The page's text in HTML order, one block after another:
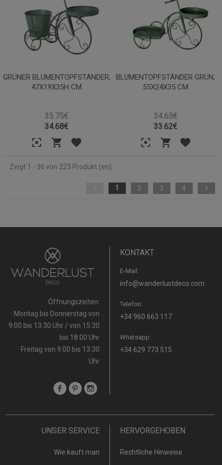
GRÜNER BLUMENTOPFSTÄNDER,
47X19X35H CM
35.75€
34.68€
BLUMENTOPFSTÄNDER GRÜN,
55X24X35 CM
34.65€
33.62€
Zeigt 1 - 36 von 223 Produkt (en).
1 2 3 4 ›
Öffnungszeiten:
· Montag bis Donnerstag von
9:00 bis 13:30 Uhr / von 15:30
bis 18:00 Uhr
· Freitag von 9:00 bis 13:30
Uhr
KONTAKT
E-Mail:
info@wanderlustdeco.com
Telefon:
+34 960 663 117
Whatsapp:
+34 629 773 515
UNSER SERVICE
Wie kauft man
HERVORGEHOBEN
Rechtliche Hinweise